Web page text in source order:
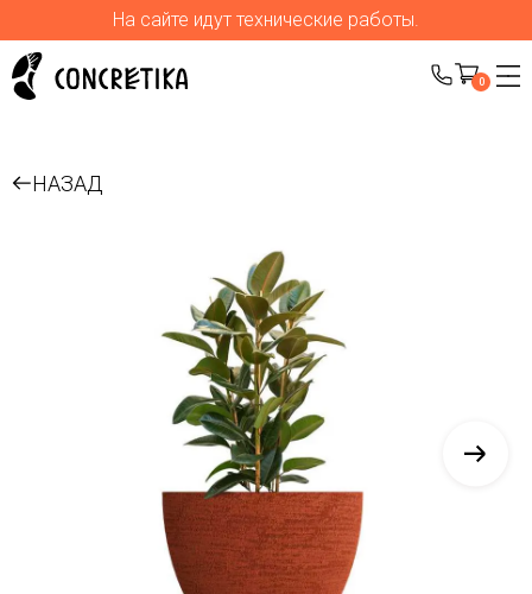
На сайте идут технические работы.
0
НАЗАД